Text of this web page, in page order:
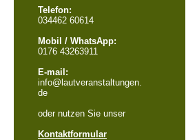
Telefon:
034462 60614
Mobil / WhatsApp:
0176 43263911
E-mail:
info@lautveranstaltungen.
de
oder nutzen Sie unser
Kontaktformular